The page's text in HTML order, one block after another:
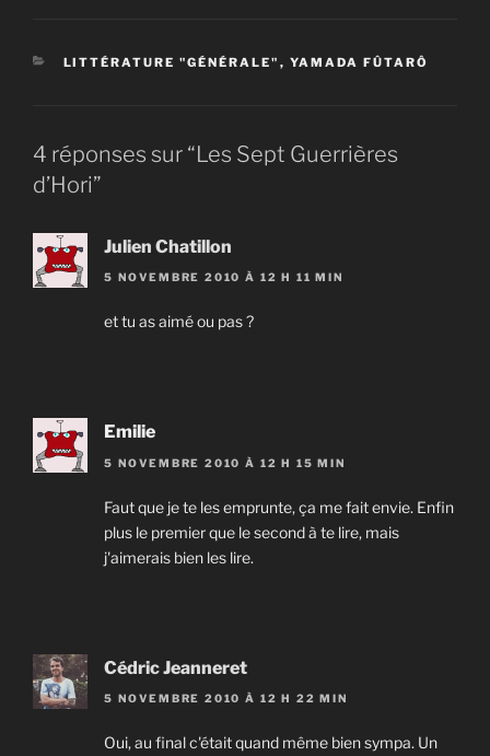
CATÉGORIES
LITTÉRATURE "GÉNÉRALE" , YAMADA FÛTARÔ
4 réponses sur “Les Sept Guerrières
d’Hori”
Julien Chatillon
5 NOVEMBRE 2010 À 12 H 11 MIN
et tu as aimé ou pas ?
Emilie
5 NOVEMBRE 2010 À 12 H 15 MIN
Faut que je te les emprunte, ça me fait envie. Enfin
plus le premier que le second à te lire, mais
j'aimerais bien les lire.
Cédric Jeanneret
5 NOVEMBRE 2010 À 12 H 22 MIN
Oui, au final c'était quand même bien sympa. Un